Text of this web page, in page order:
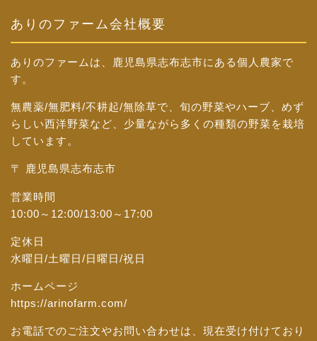
ありのファーム会社概要
ありのファームは、鹿児島県志布志市にある個人農家で
す。
無農薬/無肥料/不耕起/無除草で、旬の野菜やハーブ、めず
らしい西洋野菜など、少量ながら多くの種類の野菜を栽培
しています。
〒 鹿児島県志布志市
営業時間
10:00～12:00/13:00～17:00
定休日
水曜日/土曜日/日曜日/祝日
ホームページ
https://arinofarm.com/
お電話でのご注文やお問い合わせは、現在受け付けており